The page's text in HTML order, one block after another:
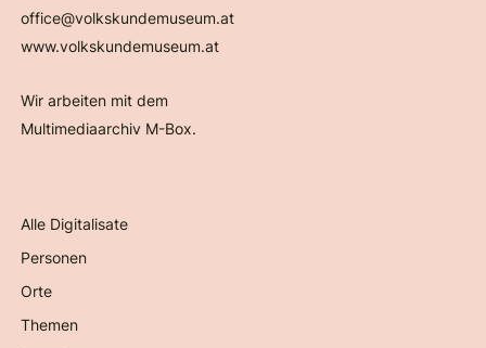
office@volkskundemuseum.at
www.volkskundemuseum.at
Wir arbeiten mit dem
Multimediaarchiv M-Box.
Alle Digitalisate
Personen
Orte
Themen